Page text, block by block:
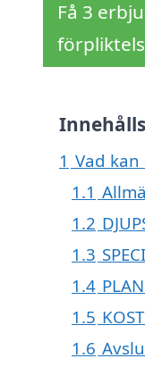
Få 3
1 Vad
1.1
1.2
1.3
1.4
1.5
1.6